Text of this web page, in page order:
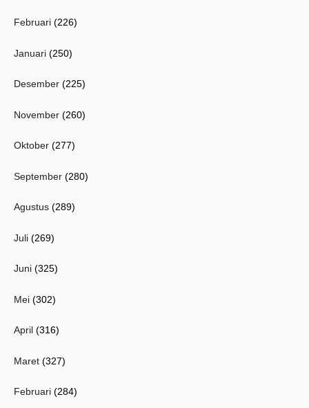
Februari (226)
Januari (250)
Desember (225)
November (260)
Oktober (277)
September (280)
Agustus (289)
Juli (269)
Juni (325)
Mei (302)
April (316)
Maret (327)
Februari (284)